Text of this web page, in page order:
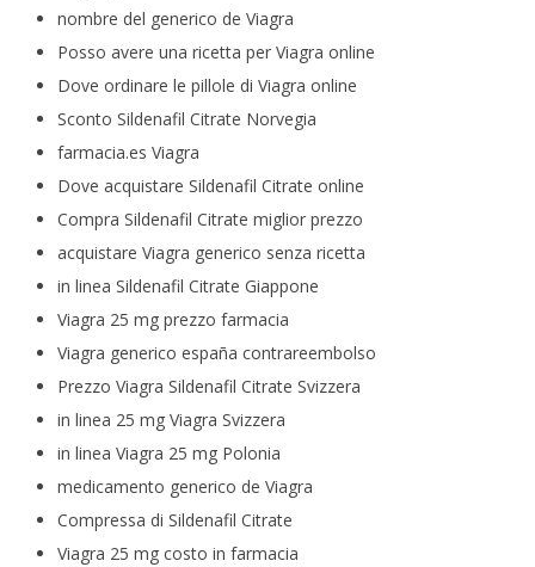
nombre del generico de Viagra
Posso avere una ricetta per Viagra online
Dove ordinare le pillole di Viagra online
Sconto Sildenafil Citrate Norvegia
farmacia.es Viagra
Dove acquistare Sildenafil Citrate online
Compra Sildenafil Citrate miglior prezzo
acquistare Viagra generico senza ricetta
in linea Sildenafil Citrate Giappone
Viagra 25 mg prezzo farmacia
Viagra generico españa contrareembolso
Prezzo Viagra Sildenafil Citrate Svizzera
in linea 25 mg Viagra Svizzera
in linea Viagra 25 mg Polonia
medicamento generico de Viagra
Compressa di Sildenafil Citrate
Viagra 25 mg costo in farmacia